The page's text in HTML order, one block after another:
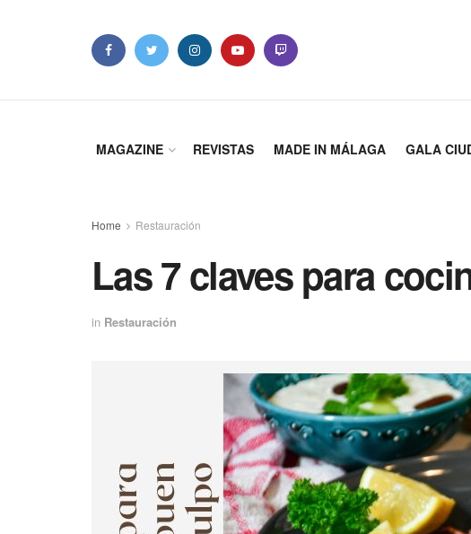
MAGAZINE REVISTAS MADE IN MÁLAGA GALA
Home Restauración
Las 7 claves para
in Restauración